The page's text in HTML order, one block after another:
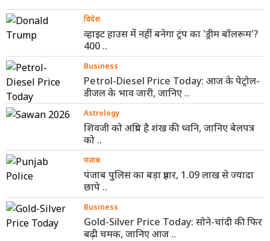
विदेश
व्हाइट हाउस में नहीं बनेगा ट्रंप का 'ड्रीम बॉलरूम'?
400 ..
Business
Petrol-Diesel Price Today: आज के पेट्रोल-
डीजल के भाव जारी, जानिए ..
Astrology
शिवजी को अप्रिय है शंख की ध्वनि, जानिए बेलपत्र
को ..
पंजाब
पंजाब पुलिस का बड़ा प्रहार, 1.09 लाख से ज्यादा
छापे ..
Business
Gold-Silver Price Today: सोने-चांदी की फिर
बढ़ी चमक, जानिए आज ..